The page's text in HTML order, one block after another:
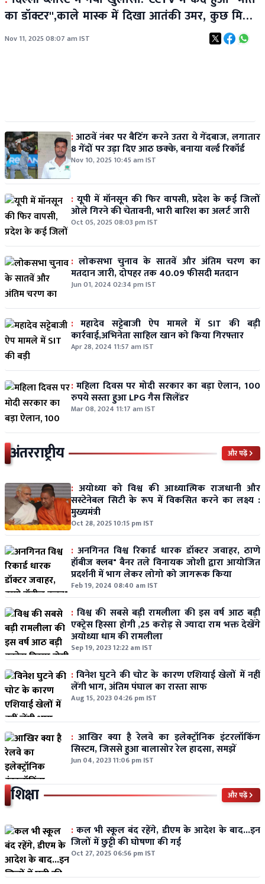
का डॉक्टर'',काले मास्क में दिखा आतंकी उमर, कुछ मिनट
बाद धमाके से दहली राजधानी
Nov 11, 2025 08:07 am IST
:आठवें नंबर पर बैटिंग करने उतरा ये गेंदबाज, लगातार
8 गेंदों पर उड़ा दिए आठ छक्के, बनाया वर्ल्ड रिकॉर्ड
Nov 10, 2025 10:45 am IST
: यूपी में मॉनसून की फिर वापसी, प्रदेश के कई जिलों
ओले गिरने की चेतावनी, भारी बारिश का अलर्ट जारी
Oct 05, 2025 08:03 pm IST
: लोकसभा चुनाव के सातवें और अंतिम चरण का
मतदान जारी, दोपहर तक 40.09 फीसदी मतदान
Jun 01, 2024 02:34 pm IST
: महादेव सट्टेबाजी ऐप मामले में SIT की बड़ी
कार्रवाई,अभिनेता साहिल खान को किया गिरफ्तार
Apr 28, 2024 11:57 am IST
:महिला दिवस पर मोदी सरकार का बड़ा ऐलान, 100
रुपये सस्ता हुआ LPG गैस सिलेंडर
Mar 08, 2024 11:17 am IST
अंतरराष्ट्रीय और पढ़ें
: अयोध्या को विश्व की आध्यात्मिक राजधानी और
सस्टेनेबल सिटी के रूप में विकसित करने का लक्ष्य :
मुख्यमंत्री
Oct 28, 2025 10:15 pm IST
: अनगिनत विश्व रिकार्ड धारक डॉक्टर जवाहर, ठाणे
हॉबीज क्लब" बैनर तले विनायक जोशी द्वारा आयोजित
प्रदर्शनी में भाग लेकर लोगो को जागरूक किया
Feb 19, 2024 08:40 am IST
: विश्व की सबसे बड़ी रामलीला की इस वर्ष आठ बड़ी
एक्ट्रेस हिस्सा होगी ,25 करोड़ से ज्यादा राम भक्त देखेंगे
अयोध्या धाम की रामलीला
Sep 19, 2023 12:22 am IST
:विनेश घुटने की चोट के कारण एशियाई खेलों में नहीं
लेंगी भाग, अंतिम पंघाल का रास्ता साफ
Aug 15, 2023 04:26 pm IST
: आखिर क्या है रेलवे का इलेक्ट्रॉनिक इंटरलॉकिंग
सिस्टम, जिससे हुआ बालासोर रेल हादसा, समझें
Jun 04, 2023 11:06 pm IST
शिक्षा और पढ़ें
:कल भी स्कूल बंद रहेंगे, डीएम के आदेश के बाद...इन
जिलों में छुट्टी की घोषणा की गई
Oct 27, 2025 06:56 pm IST